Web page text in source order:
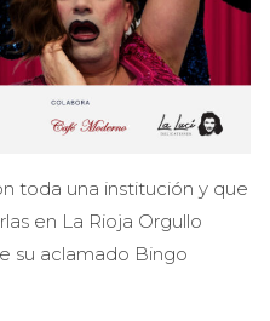
toda una institución y que
en La Rioja Orgullo
su aclamado Bingo